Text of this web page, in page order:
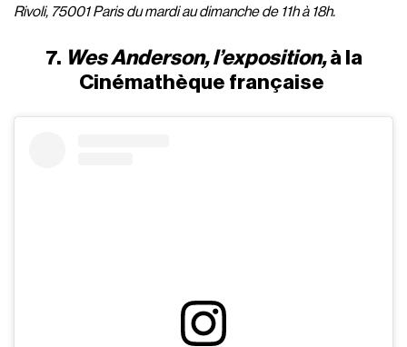
Rivoli, 75001 Paris du mardi au dimanche de 11h à 18h.
7. Wes Anderson, l’exposition,à la
Cinémathèque française